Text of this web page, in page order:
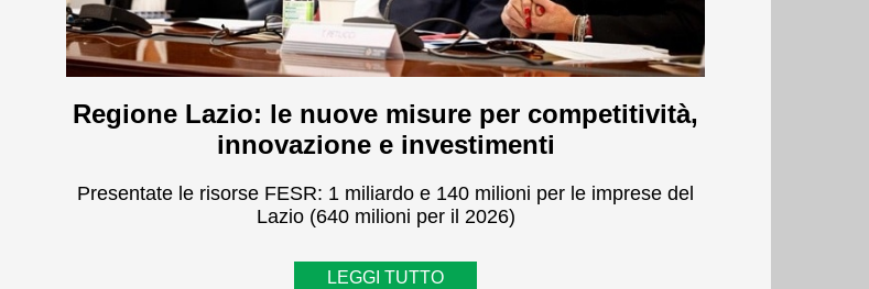
Regione Lazio: le nuove misure per competitività,
innovazione e investimenti
Presentate le risorse FESR: 1 miliardo e 140 milioni per le imprese del
Lazio (640 milioni per il 2026)
LEGGI TUTTO